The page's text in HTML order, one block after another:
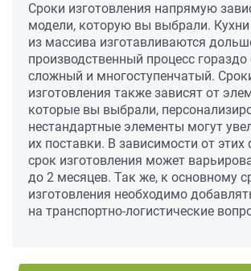
Сроки изготовления напрямую
модели, которую вы выбрали.
из массива изготавливаются
производственный процесс гораздо
сложный и многоступенчатый.
изготовления также зависят от
которые вы выбрали,
нестандартные элементы могут
их поставки. В зависимости от
срок изготовления может
до 2 месяцев. Так же, к основному
изготовления необходимо
на транспортно-логистические